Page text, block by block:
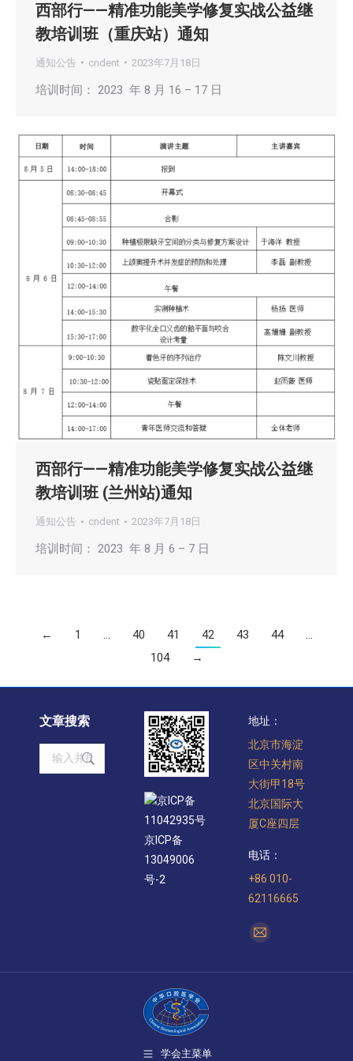
西部行——精准功能美学修复实战公益继
教培训班（重庆站）通知
通知公告 cndent 2023年7月18日
培训时间： 2023 年 8 月 16 – 17 日
西部行——精准功能美学修复实战公益继
教培训班 (兰州站)通知
通知公告 cndent 2023年7月18日
培训时间： 2023 年 8 月 6 – 7 日
← 1 … 40 41 42 43 44
…
104
→
文章搜索
Search:
京ICP备
11042935号
京ICP备
13049006
号-2
地址：
北京市海淀
区中关村南
大街甲18号
北京国际大
厦C座四层
电话：
+86 010-
62116665
找到我们：
Mail
学会主菜单